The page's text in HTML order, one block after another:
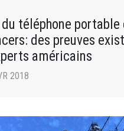
du téléphone
des preuves
américains
2018